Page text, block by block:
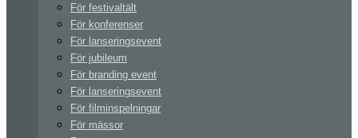
För festivaltält
För konferenser
För lanseringsevent
För jubileum
För branding event
För lanseringsevent
För filminspelningar
För mässor